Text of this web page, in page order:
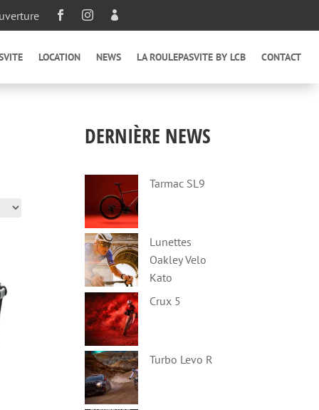
  
LOCATION NEWS LA ROULEPASVITE BY LCB CONTACT
DERNIÈRE NEWS
Tarmac SL9
Lunettes
Oakley Velo
Kato
Crux 5
Turbo Levo R